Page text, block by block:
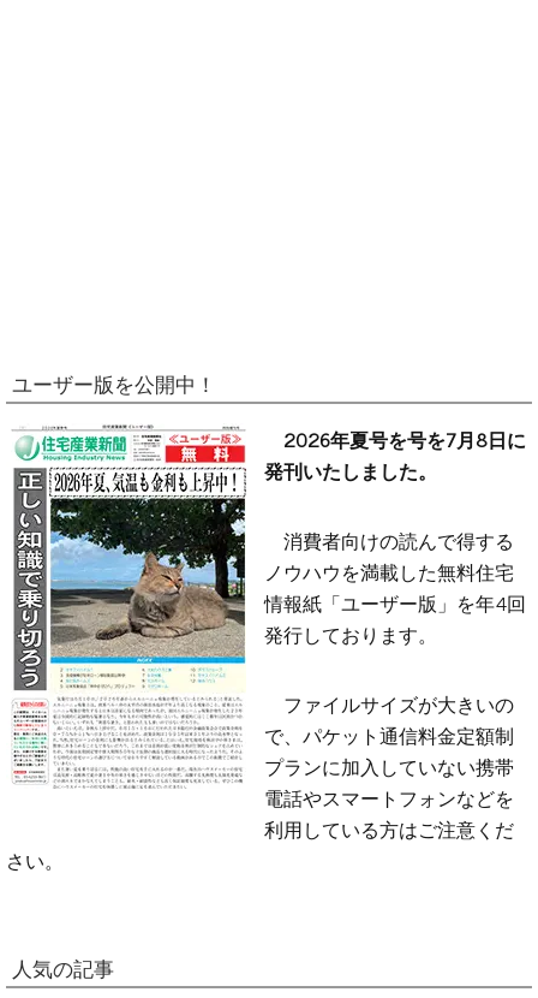
ユーザー版を公開中！
2026年夏号を号を7月8日に
発刊いたしました。
消費者向けの読んで得する
ノウハウを満載した無料住宅
情報紙「ユーザー版」を年4回
発行しております。
ファイルサイズが大きいの
で、パケット通信料金定額制
プランに加入していない携帯
電話やスマートフォンなどを
利用している方はご注意くだ
さい。
人気の記事